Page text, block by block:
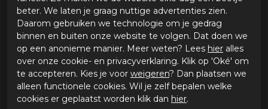
Optioneel
Beschikbaar in de maten 5 t/m 14
SPECIFICATIES HALVARSSONS GLOVE TIHOLA
Merk
Halvarssons
Leveranciercode
710-24121009-10
beter. We laten je graag nuttige advertenties zien.
Daarom gebruiken we technologie om je gedrag
binnen en buiten onze website te volgen. Dat doen we
op een anonieme manier. Meer weten? Lees hier alles
over onze cookie- en privacyverklaring. Klik op 'Oké' om
te accepteren. Kies je voor weigeren? Dan plaatsen we
alleen functionele cookies. Wil je zelf bepalen welke
cookies er geplaatst worden klik dan hier.